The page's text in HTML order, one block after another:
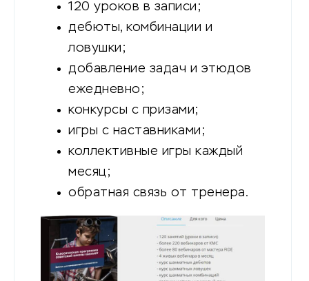
120 уроков в записи;
дебюты, комбинации и
ловушки;
добавление задач и этюдов
ежедневно;
конкурсы с призами;
игры с наставниками;
коллективные игры каждый
месяц;
обратная связь от тренера.